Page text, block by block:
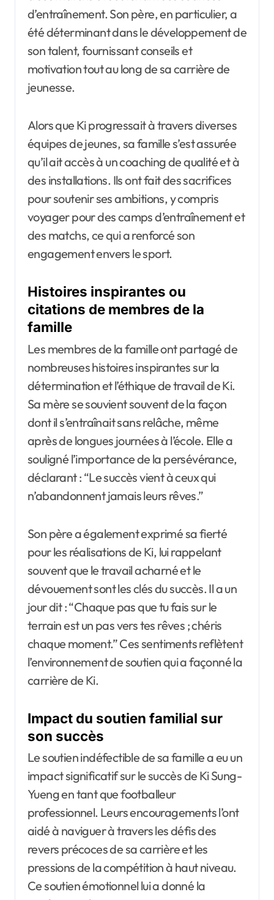
d’entraînement. Son père, en particulier, a
été déterminant dans le développement de
son talent, fournissant conseils et
motivation tout au long de sa carrière de
jeunesse.
Alors que Ki progressait à travers diverses
équipes de jeunes, sa famille s’est assurée
qu’il ait accès à un coaching de qualité et à
des installations. Ils ont fait des sacrifices
pour soutenir ses ambitions, y compris
voyager pour des camps d’entraînement et
des matchs, ce qui a renforcé son
engagement envers le sport.
Histoires inspirantes ou
citations de membres de la
famille
Les membres de la famille ont partagé de
nombreuses histoires inspirantes sur la
détermination et l’éthique de travail de Ki.
Sa mère se souvient souvent de la façon
dont il s’entraînait sans relâche, même
après de longues journées à l’école. Elle a
souligné l’importance de la persévérance,
déclarant : “Le succès vient à ceux qui
n’abandonnent jamais leurs rêves.”
Son père a également exprimé sa fierté
pour les réalisations de Ki, lui rappelant
souvent que le travail acharné et le
dévouement sont les clés du succès. Il a un
jour dit : “Chaque pas que tu fais sur le
terrain est un pas vers tes rêves ; chéris
chaque moment.” Ces sentiments reflètent
l’environnement de soutien qui a façonné la
carrière de Ki.
Impact du soutien familial sur
son succès
Le soutien indéfectible de sa famille a eu un
impact significatif sur le succès de Ki Sung-
Yueng en tant que footballeur
professionnel. Leurs encouragements l’ont
aidé à naviguer à travers les défis des
revers précoces de sa carrière et les
pressions de la compétition à haut niveau.
Ce soutien émotionnel lui a donné la